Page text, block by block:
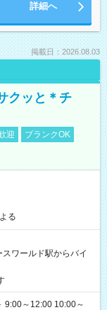
詳細へ
掲載日：2026.08.03
クッと＊チ
迎
ブランクOK
る
スワールド駅からバイ